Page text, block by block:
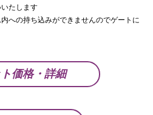
たします
への持ち込みができませんのでゲートに
価格・詳細